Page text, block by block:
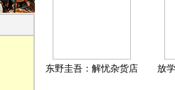
东野圭吾：解忧杂货店 放